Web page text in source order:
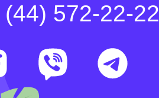
572-22-22